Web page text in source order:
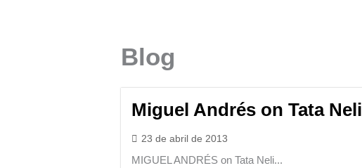
Blog
Miguel Andrés on Tata Neli
23 de abril de 2013
MIGUEL ANDRÉS on Tata Neli...